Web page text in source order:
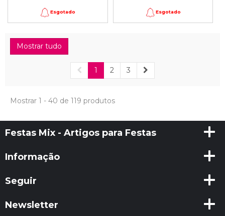
Esgotado Esgotado
Mostrar tudo
1 2 3
Mostrar 1 - 40 de 119 produtos
Festas Mix - Artigos para Festas
Informação
Seguir
Newsletter